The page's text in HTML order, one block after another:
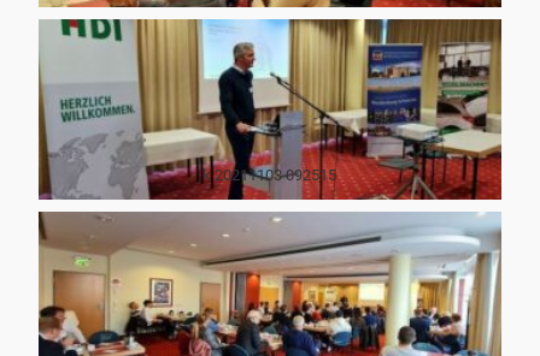
k 20211103 092515